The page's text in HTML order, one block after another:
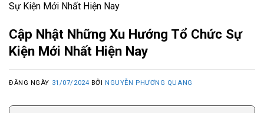
Sự Kiện Mới Nhất Hiện Nay
Cập Nhật Những Xu Hướng Tổ Chức Sự
Kiện Mới Nhất Hiện Nay
ĐĂNG NGÀY 31/07/2024 BỞI NGUYỄN PHƯƠNG QUANG